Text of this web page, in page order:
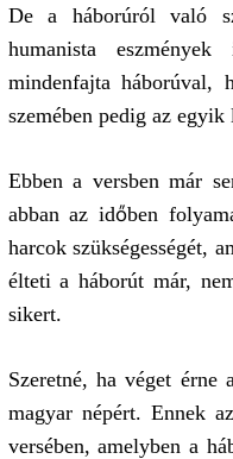
De a háborúról való
humanista
mindenfajta háborúval,
szemében pedig az
Ebben a versben már
abban az időben
harcok szükségességét,
élteti a háborút már,
sikert.
Szeretné, ha véget érne
magyar népért. Ennek
versében, amelyben a